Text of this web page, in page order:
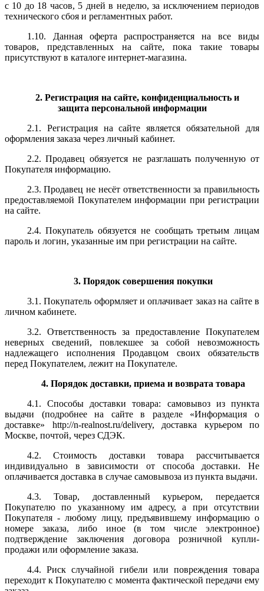
с 10 до 18 часов, 5 дней в неделю, за исключением периодов
технического сбоя и регламентных работ.
1.10. Данная оферта распространяется на все виды
товаров, представленных на сайте, пока такие товары
присутствуют в каталоге интернет-магазина.
2. Регистрация на сайте, конфиденциальность и
защита персональной информации
2.1. Регистрация на сайтеявляется обязательной для
оформления заказа через личный кабинет.
2.2. Продавец обязуется не разглашать полученную от
Покупателя информацию.
2.3. Продавец не несёт ответственности за правильность
предоставляемой Покупателем информации при регистрации
на сайте.
2.4. Покупатель обязуется не сообщать третьим лицам
пароль и логин, указанные им при регистрации на сайте.
3. Порядок совершения покупки
3.1. Покупатель оформляет и оплачивает заказ на сайте в
личном кабинете.
3.2. Ответственность за предоставление Покупателем
неверных сведений, повлекшее за собой невозможность
надлежащего исполнения Продавцом своих обязательств
перед Покупателем, лежит на Покупателе.
4. Порядок доставки, приема и возврата товара
4.1. Способы доставки товара: самовывоз из пункта
выдачи (подробнее на сайте в разделе «Информация о
доставке» http://n-realnost.ru/delivery, доставка курьером по
Москве, почтой, через СДЭК.
4.2. Стоимость доставки товара рассчитывается
индивидуально в зависимости от способа доставки. Не
оплачивается доставка в случае самовывоза из пункта выдачи.
4.3. Товар, доставленный курьером, передается
Покупателю по указанному им адресу, а при отсутствии
Покупателя - любому лицу, предъявившему информацию о
номере заказа, либо иное (в том числе электронное)
подтверждение заключения договора розничной купли-
продажи или оформление заказа.
4.4. Риск случайной гибели или повреждения товара
переходит к Покупателю с момента фактической передачи ему